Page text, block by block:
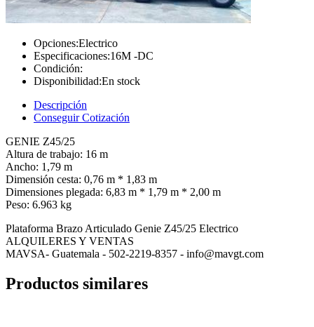
Opciones:Electrico
Especificaciones:16M -DC
Condición:
Disponibilidad:En stock
Descripción
Conseguir Cotización
GENIE Z45/25
Altura de trabajo: 16 m
Ancho: 1,79 m
Dimensión cesta: 0,76 m * 1,83 m
Dimensiones plegada: 6,83 m * 1,79 m * 2,00 m
Peso: 6.963 kg
Plataforma Brazo Articulado Genie Z45/25 Electrico
ALQUILERES Y VENTAS
MAVSA- Guatemala - 502-2219-8357 - info@mavgt.com
Productos similares